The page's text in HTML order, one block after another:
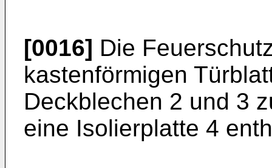
[0016] Die
kastenförmigen
Deckblechen 2 und 3
eine Isolierplatte 4